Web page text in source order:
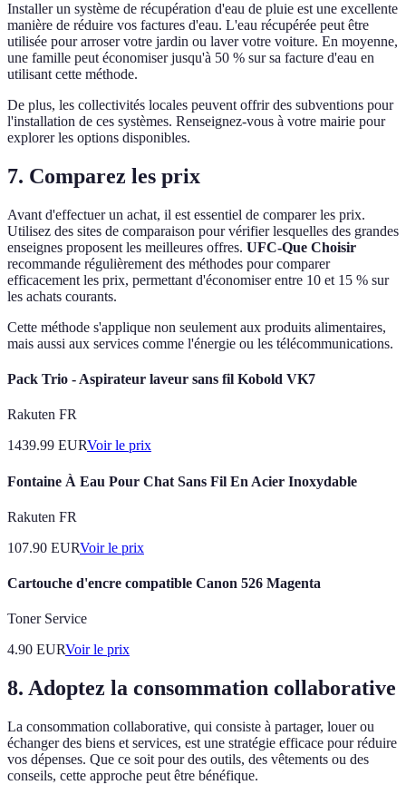
Installer un système de récupération d'eau de pluie est une excellente
manière de réduire vos factures d'eau. L'eau récupérée peut être
utilisée pour arroser votre jardin ou laver votre voiture. En moyenne,
une famille peut économiser jusqu'à 50 % sur sa facture d'eau en
utilisant cette méthode.
De plus, les collectivités locales peuvent offrir des subventions pour
l'installation de ces systèmes. Renseignez-vous à votre mairie pour
explorer les options disponibles.
7. Comparez les prix
Avant d'effectuer un achat, il est essentiel de comparer les prix.
Utilisez des sites de comparaison pour vérifier lesquelles des grandes
enseignes proposent les meilleures offres. UFC-Que Choisir
recommande régulièrement des méthodes pour comparer
efficacement les prix, permettant d'économiser entre 10 et 15 % sur
les achats courants.
Cette méthode s'applique non seulement aux produits alimentaires,
mais aussi aux services comme l'énergie ou les télécommunications.
Pack Trio - Aspirateur laveur sans fil Kobold VK7
Rakuten FR
1439.99 EURVoir le prix
Fontaine À Eau Pour Chat Sans Fil En Acier Inoxydable
Rakuten FR
107.90 EURVoir le prix
Cartouche d'encre compatible Canon 526 Magenta
Toner Service
4.90 EURVoir le prix
8. Adoptez la consommation collaborative
La consommation collaborative, qui consiste à partager, louer ou
échanger des biens et services, est une stratégie efficace pour réduire
vos dépenses. Que ce soit pour des outils, des vêtements ou des
conseils, cette approche peut être bénéfique.